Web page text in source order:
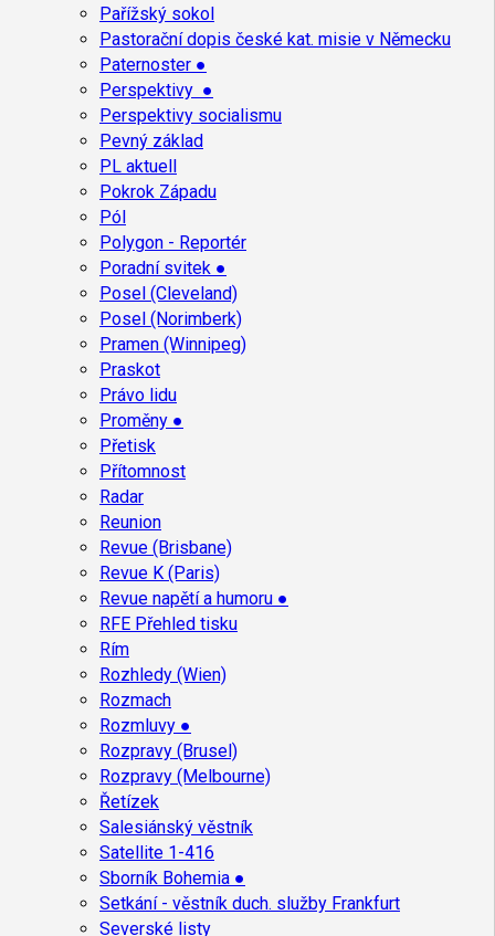
Pařížský sokol
Pastorační dopis české kat. misie v Německu
Paternoster ●
Perspektivy ●
Perspektivy socialismu
Pevný základ
PL aktuell
Pokrok Západu
Pól
Polygon - Reportér
Poradní svitek ●
Posel (Cleveland)
Posel (Norimberk)
Pramen (Winnipeg)
Praskot
Právo lidu
Proměny ●
Přetisk
Přítomnost
Radar
Reunion
Revue (Brisbane)
Revue K (Paris)
Revue napětí a humoru ●
RFE Přehled tisku
Rím
Rozhledy (Wien)
Rozmach
Rozmluvy ●
Rozpravy (Brusel)
Rozpravy (Melbourne)
Řetízek
Salesiánský věstník
Satellite 1-416
Sborník Bohemia ●
Setkání - věstník duch. služby Frankfurt
Severské listy